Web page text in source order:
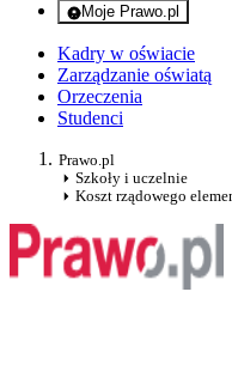
Moje Prawo.pl
- rejestracja i
Kadry w oświacie
Zarządzanie oświatą
Orzeczenia
Studenci
Prawo.pl
Szkoły i uczelnie
Koszt rządowego